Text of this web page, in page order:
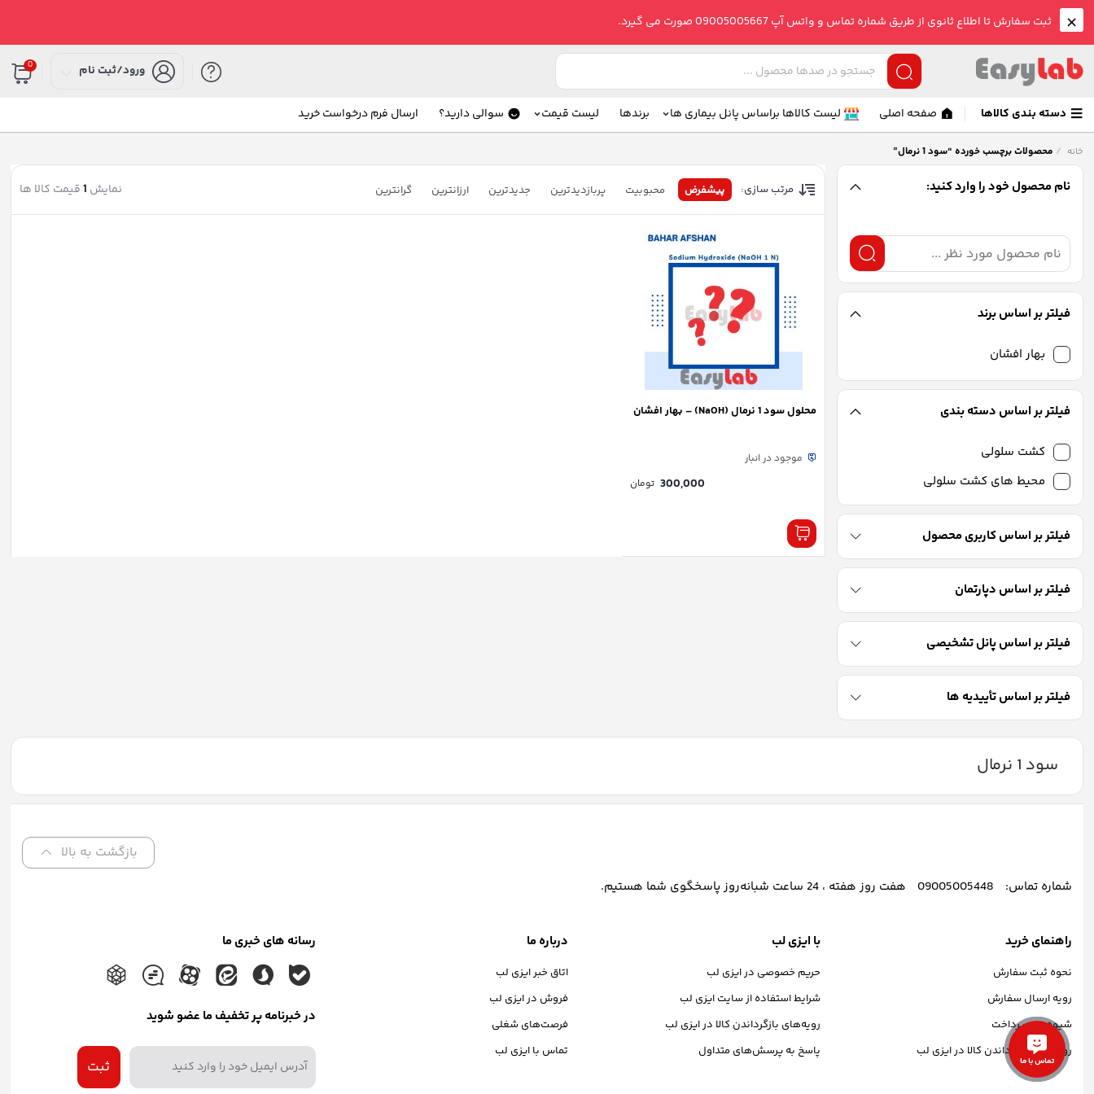
ثبت سفارش تا اطلاع ثانوی از طریق شماره تماس و واتس آپ 09005005667 صورت می گیرد.
ورود/ثبت نام 0
دسته بندی کالاها صفحه اصلی لیست کالاها براساس پانل بیماری ها برندها لیست قیمت سوالی دارید؟ ارسال فرم درخواست خرید
خانه / محصولات برچسب خورده “سود 1 نرمال”
نام محصول خود را وارد کنید:
فیلتر بر اساس برند
بهار افشان
فیلتر بر اساس دسته بندی
کشت سلولی
محیط های کشت سلولی
فیلتر بر اساس کاربری محصول
فیلتر بر اساس دپارتمان
فیلتر بر اساس پانل تشخیصی
فیلتر بر اساس تأییدیه ها
مرتب سازی: پیشفرض محبوبیت پربازدیدترین جدیدترین ارزانترین گرانترین نمایش 1 قیمت کالا ها
محلول سود 1 نرمال (NaOH) – بهار افشان
موجود در انبار
300,000 تومان
سود 1 نرمال
بازگشت به بالا
شماره تماس: 09005005448 هفت روز هفته ، 24 ساعت شبانه‌روز پاسخگوی شما هستیم.
راهنمای خرید
نحوه ثبت سفارش
رویه ارسال سفارش
شیوه‌های پرداخت
رویه‌های بازگرداندن کالا در ایزی لب
با ایزی لب
حریم خصوصی در ایزی لب
شرایط استفاده از سایت ایزی لب
رویه‌های بازگرداندن کالا در ایزی لب
پاسخ به پرسش‌های متداول
درباره ما
اتاق خبر ایزی لب
فروش در ایزی لب
فرصت‌های شغلی
تماس با ایزی لب
رسانه های خبری ما
در خبرنامه پر تخفیف ما عضو شوید
ثبت تماس با ما